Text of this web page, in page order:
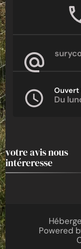
Ouvert
Du
votre avis nous
intéreresse
Powered